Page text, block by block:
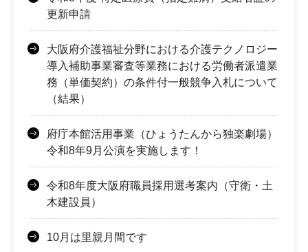
更新申請
大阪府介護福祉分野における介護テクノロジー
導入補助事業審査等業務における労働者派遣業
務（単価契約）の条件付一般競争入札について
（結果）
府庁本館活用事業（ひょうたんから独楽劇場）
令和8年9月公演を実施します！
令和8年度大阪府職員採用選考案内（守衛・土
木建設員）
10月は里親月間です